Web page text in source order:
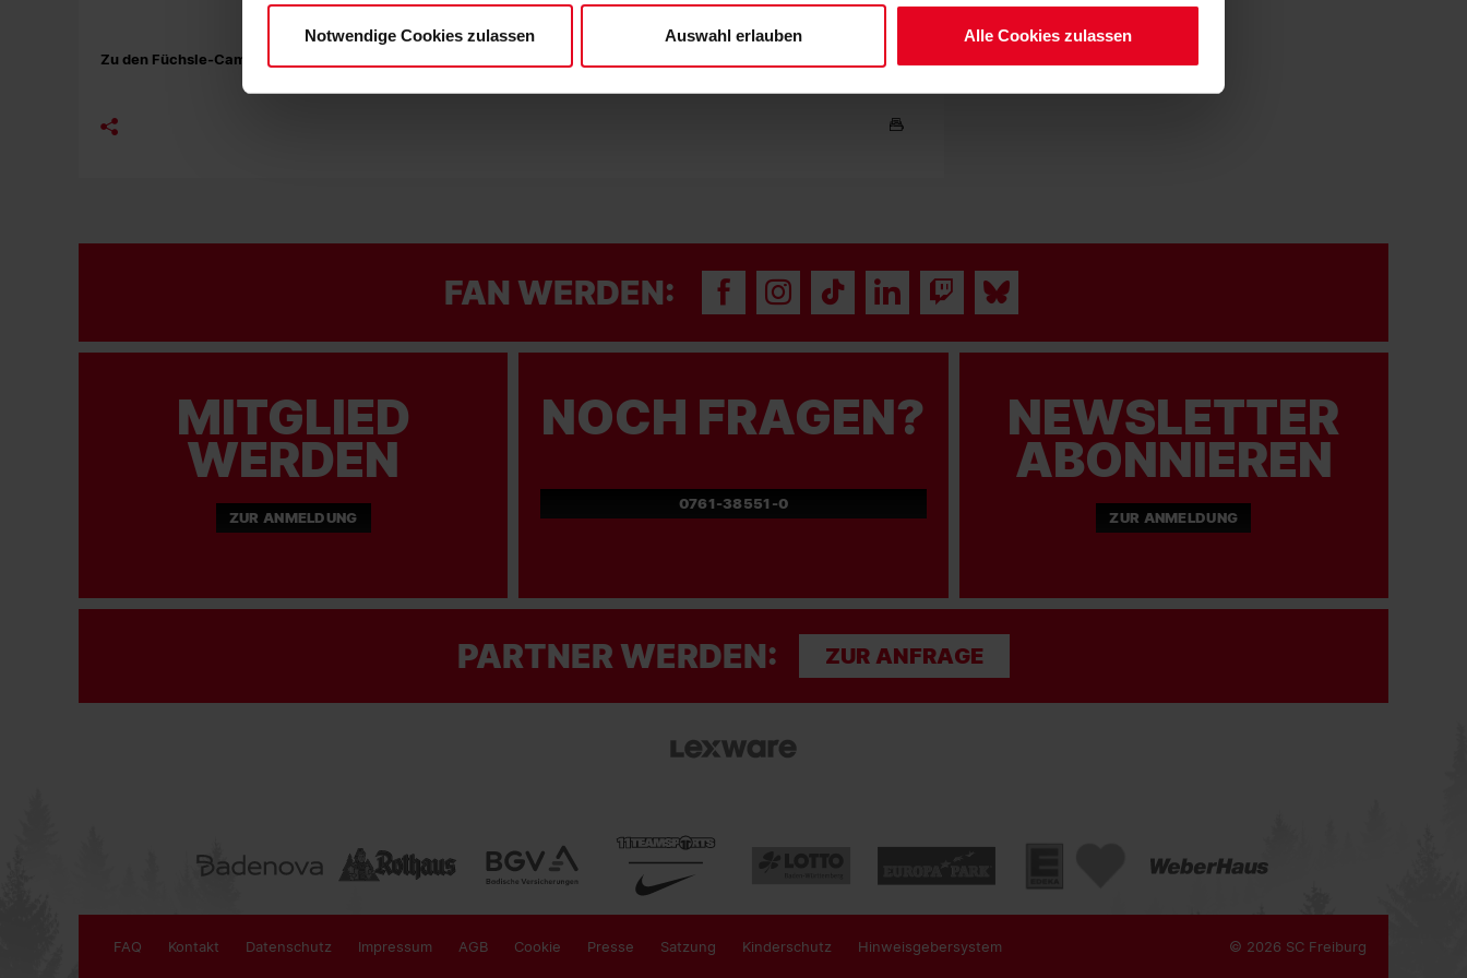
Notwendige Cookies zulassen Auswahl erlauben Alle Cookies zulassen
Zu den Füchsle-Camps
FAN WERDEN:
MITGLIED
WERDEN
ZUR ANMELDUNG
NOCH FRAGEN?
0761-38551-0
NEWSLETTER
ABONNIEREN
ZUR ANMELDUNG
PARTNER WERDEN: ZUR ANFRAGE
FAQ Kontakt Datenschutz Impressum AGB Cookie Presse Satzung Kinderschutz Hinweisgebersystem © 2026 SC Freiburg